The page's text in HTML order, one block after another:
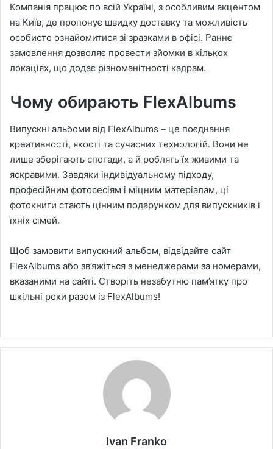
Компанія працює по всій Україні, з особливим акцентом
на Київ, де пропонує швидку доставку та можливість
особисто ознайомитися зі зразками в офісі. Раннє
замовлення дозволяє провести зйомки в кількох
локаціях, що додає різноманітності кадрам.
Чому обирають FlexAlbums
Випускні альбоми від FlexAlbums – це поєднання
креативності, якості та сучасних технологій. Вони не
лише зберігають спогади, а й роблять їх живими та
яскравими. Завдяки індивідуальному підходу,
професійним фотосесіям і міцним матеріалам, ці
фотокниги стають цінним подарунком для випускників і
їхніх сімей.
Щоб замовити випускний альбом, відвідайте сайт
FlexAlbums або зв’яжіться з менеджерами за номерами,
вказаними на сайті. Створіть незабутню пам’ятку про
шкільні роки разом із FlexAlbums!
Ivan Franko